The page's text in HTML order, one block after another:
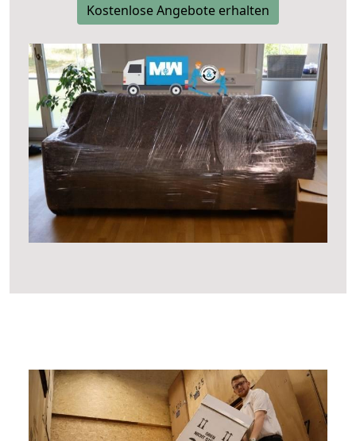
Kostenlose Angebote erhalten